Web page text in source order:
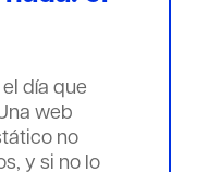
día que
web
no
y si no lo